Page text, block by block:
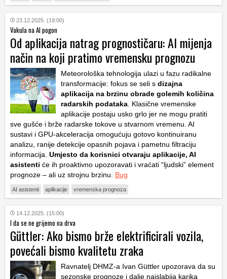
23.12.2025. (19:00)
Vakula na AI pogon
Od aplikacija natrag prognostičaru: AI mijenja
način na koji pratimo vremensku prognozu
Meteorološka tehnologija ulazi u fazu radikalne
transformacije: fokus se seli s dizajna
aplikacija na brzinu obrade golemih količina
radarskih podataka . Klasične vremenske
aplikacije postaju usko grlo jer ne mogu pratiti
sve gušće i brže radarske tokove u stvarnom vremenu. AI
sustavi i GPU-akceleracija omogućuju gotovo kontinuiranu
analizu, ranije detekcije opasnih pojava i pametnu filtraciju
informacija. Umjesto da korisnici otvaraju aplikacije, AI
asistenti će ih proaktivno upozoravati i vraćati “ljudski” element
prognoze – ali uz strojnu brzinu. Bug
AI asistenti aplikacije vremenska prognoza
14.12.2025. (15:00)
I da se ne grijemo na drva
Güttler: Ako bismo brže elektrificirali vozila,
povećali bismo kvalitetu zraka
Ravnatelj DHMZ-a Ivan Güttler upozorava da su
sezonske prognoze i dalje najslabija karika